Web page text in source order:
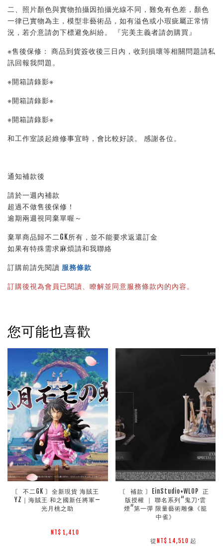
二、照片顏色與實物拍攝因拍攝光線不同，難免有色差，顏色
一律已實物為主，模型非藝術品，如有溢色或小瑕疵屬正常情
況，若介意請勿下標避免糾紛。 『完美主義者請勿購買』
※售後保修： 商品到貨簽收後三日內，收到損壞等相關問題請私
訊回報我問題。
※開箱請錄影※
※開箱請錄影※
※開箱請錄影※
和工作室談起維修事宜時，會比較好談。 感謝各位。
通知補款後
請於一週內補款
超過不做售後保修！
逾期兩週視同棄單喔～
棄單商品歸不二GK所有，並不能要求返還訂金
如果有特殊需求麻煩請和我聯絡
訂購前請先閱讀 服務條款
訂購後視為會員已閱讀、瞭解並同意服務條款內的內容。
您可能也喜歡
〘 不二GK 〙全新現貨 海賊王
YZ｜海賊王 和之國新任將軍—
光月桃之助
NT$ 1,410
〘 補款 〙EinStudio+WLOP  正
版授權 ｜ 聯名系列“鬼刀·雲
煙”第一彈 限量藝術雕像《籠
中雀》
        從
NT$ 14,510 起